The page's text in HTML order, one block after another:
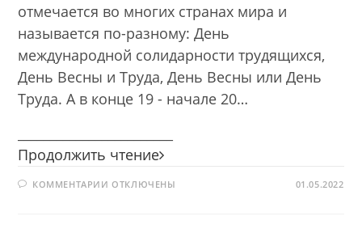
отмечается во многих странах мира и
называется по-разному: День
международной солидарности трудящихся,
День Весны и Труда, День Весны или День
Труда. А в конце 19 - начале 20…
Продолжить чтение Праздник
и
КОММЕНТАРИИ К
ОТКЛЮЧЕНЫ 01.05.2022